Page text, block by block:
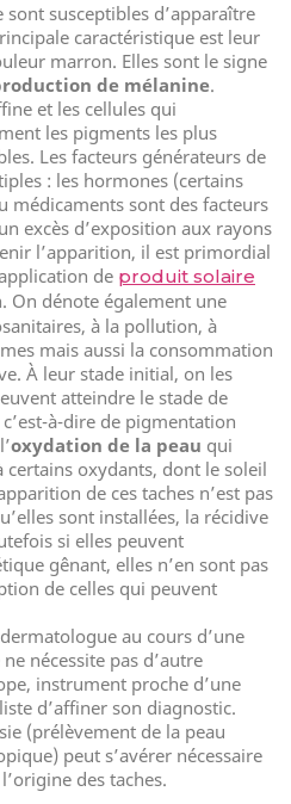
sont susceptibles d’apparaître
caractéristique est leur
marron. Elles sont le signe
de mélanine.
et les cellules qui
les pigments les plus
Les facteurs générateurs de
: les hormones (certains
médicaments sont des facteurs
excès d’exposition aux rayons
l’apparition, il est primordial
de produit solaire
On dénote également une
à la pollution, à
mais aussi la consommation
À leur stade initial, on les
atteindre le stade de
à-dire de pigmentation
oxydation de la peau qui
certains oxydants, dont le soleil
de ces taches n’est pas
sont installées, la récidive
si elles peuvent
gênant, elles n’en sont pas
de celles qui peuvent
au cours d’une
nécessite pas d’autre
instrument proche d’une
d’affiner son diagnostic.
(prélèvement de la peau
peut s’avérer nécessaire
des taches.